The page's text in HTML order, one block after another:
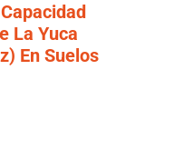
La Yuca
En Suelos